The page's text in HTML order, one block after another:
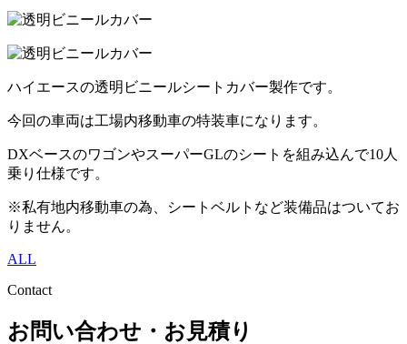
ハイエースの透明ビニールシートカバー製作です。
今回の車両は工場内移動車の特装車になります。
DXベースのワゴンやスーパーGLのシートを組み込んで10人
乗り仕様です。
※私有地内移動車の為、シートベルトなど装備品はついてお
りません。
ALL
Contact
お問い合わせ・お見積り